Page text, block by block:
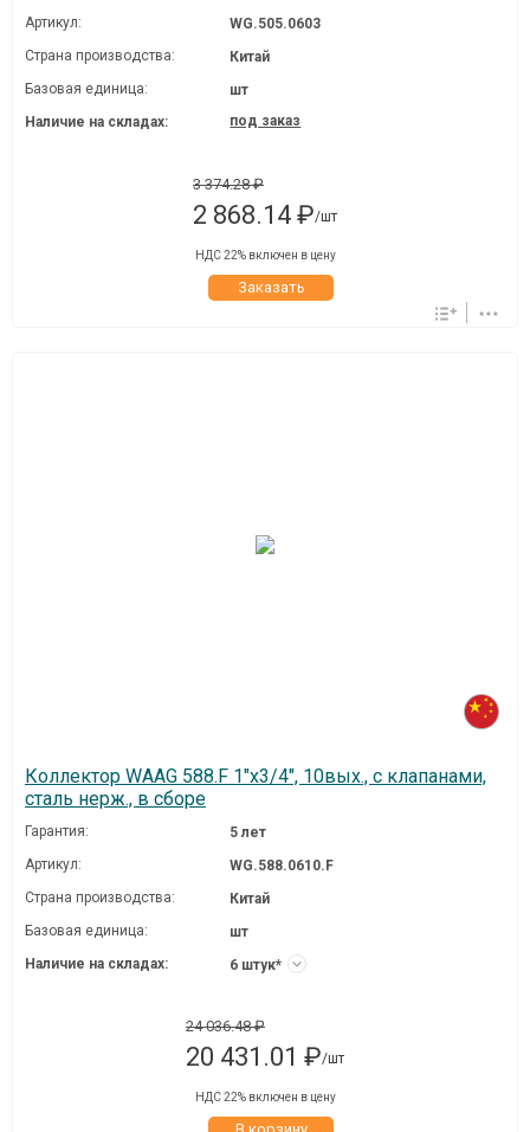
Артикул:
WG.505.0603
Страна производства:
Китай
Базовая единица:
шт
Наличие на складах:
под заказ
3 374.28 ₽
2 868.14 ₽/шт
НДС 22% включен в цену
Заказать
Коллектор WAAG 588.F 1"х3/4", 10вых., c клапанами,
сталь нерж., в сборе
Гарантия:
5 лет
Артикул:
WG.588.0610.F
Страна производства:
Китай
Базовая единица:
шт
Наличие на складах:
6 штук*
24 036.48 ₽
20 431.01 ₽/шт
НДС 22% включен в цену